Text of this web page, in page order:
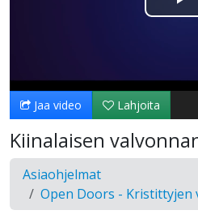
Jaa video Lahjoita
Kiinalaisen
Asiaohjelmat
Open Doors - Kristittyjen